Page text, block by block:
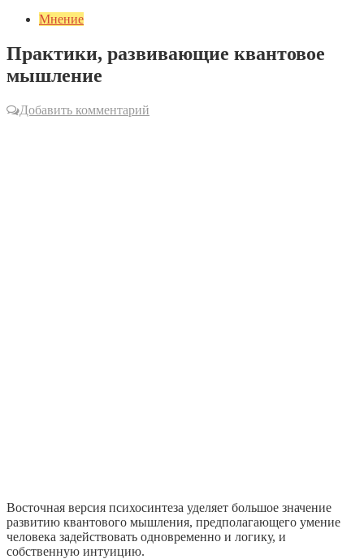
Мнение
Практики, развивающие квантовое
мышление
Добавить комментарий
Восточная версия психосинтеза уделяет большое значение
развитию квантового мышления, предполагающего умение
человека задействовать одновременно и логику, и
собственную интуицию.